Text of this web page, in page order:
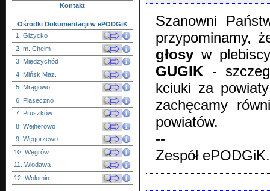
Kontakt
Ośrodki Dokumentacji w ePODGiK
1. Giżycko
2. m. Chełm
3. Międzychód
4. Mińsk Maz.
5. Mrągowo
6. Piaseczno
7. Pruszków
8. Wejherowo
9. Węgorzewo
10. Węgrów
11. Włodawa
12. Wołomin
Szanowni
przypominamy,
głosy w
GUGIK -
kciuki za
zachęcamy
powiatów.
--
Zespół